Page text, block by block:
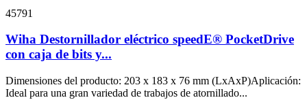
45791
Wiha Destornillador eléctrico speedE® PocketDrive
con caja de bits y...
Dimensiones del producto: 203 x 183 x 76 mm (LxAxP)Aplicación:
Ideal para una gran variedad de trabajos de atornillado...